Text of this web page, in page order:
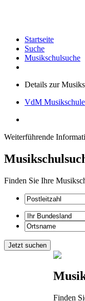
Startseite
Suche
Musikschulsuche
Details zur
VdM
Weiterführende
Finden Sie Ihre
Finden